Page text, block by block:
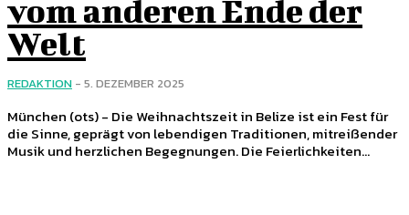
vom anderen Ende der
Welt
REDAKTION - 5. DEZEMBER 2025
München (ots) - Die Weihnachtszeit in Belize ist ein Fest für
die Sinne, geprägt von lebendigen Traditionen, mitreißender
Musik und herzlichen Begegnungen. Die Feierlichkeiten...